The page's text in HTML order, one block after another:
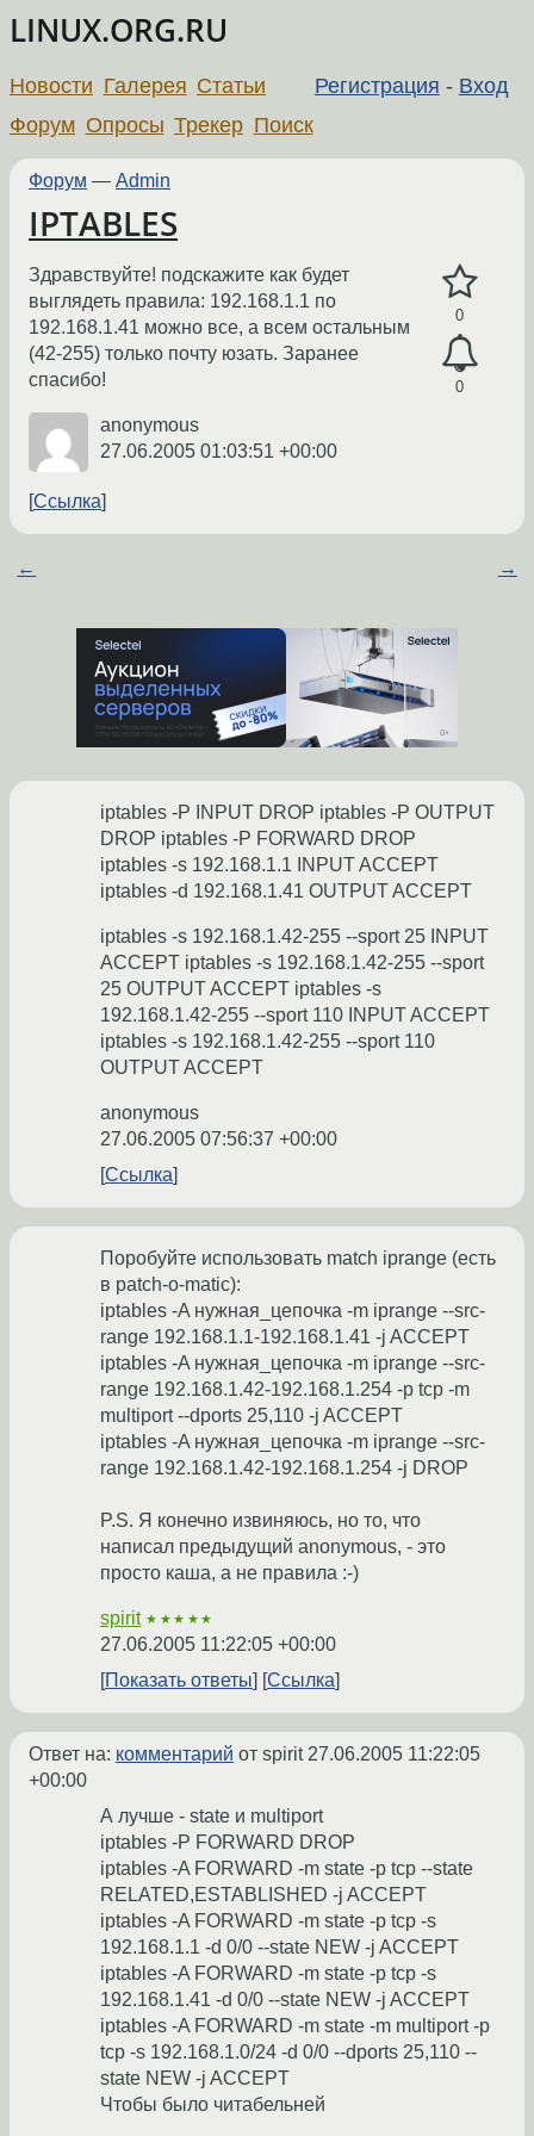
LINUX.ORG.RU
Регистрация - Вход
Новости Галерея Статьи
Форум Опросы Трекер Поиск
Форум — Admin
IPTABLES
0
0
Здравствуйте! подскажите как будет
выглядеть правила: 192.168.1.1 по
192.168.1.41 можно все, а всем остальным
(42-255) только почту юзать. Заранее
спасибо!
anonymous
27.06.2005 01:03:51 +00:00
Ссылка
← →
iptables -P INPUT DROP iptables -P OUTPUT
DROP iptables -P FORWARD DROP
iptables -s 192.168.1.1 INPUT ACCEPT
iptables -d 192.168.1.41 OUTPUT ACCEPT
iptables -s 192.168.1.42-255 --sport 25 INPUT
ACCEPT iptables -s 192.168.1.42-255 --sport
25 OUTPUT ACCEPT iptables -s
192.168.1.42-255 --sport 110 INPUT ACCEPT
iptables -s 192.168.1.42-255 --sport 110
OUTPUT ACCEPT
anonymous
27.06.2005 07:56:37 +00:00
Ссылка
Поробуйте использовать match iprange (есть
в patch-o-matic):
iptables -A нужная_цепочка -m iprange --src-
range 192.168.1.1-192.168.1.41 -j ACCEPT
iptables -A нужная_цепочка -m iprange --src-
range 192.168.1.42-192.168.1.254 -p tcp -m
multiport --dports 25,110 -j ACCEPT
iptables -A нужная_цепочка -m iprange --src-
range 192.168.1.42-192.168.1.254 -j DROP
P.S. Я конечно извиняюсь, но то, что
написал предыдущий anonymous, - это
просто каша, а не правила :-)
spirit ★★★★★
27.06.2005 11:22:05 +00:00
Показать ответы
Ссылка
Ответ на: комментарий от spirit27.06.2005 11:22:05
+00:00
А лучше - state и multiport
iptables -P FORWARD DROP
iptables -A FORWARD -m state -p tcp --state
RELATED,ESTABLISHED -j ACCEPT
iptables -A FORWARD -m state -p tcp -s
192.168.1.1 -d 0/0 --state NEW -j ACCEPT
iptables -A FORWARD -m state -p tcp -s
192.168.1.41 -d 0/0 --state NEW -j ACCEPT
iptables -A FORWARD -m state -m multiport -p
tcp -s 192.168.1.0/24 -d 0/0 --dports 25,110 --
state NEW -j ACCEPT
Чтобы было читабельней